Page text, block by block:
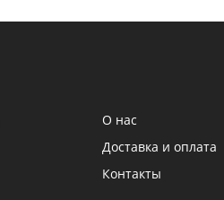
О нас
Доставка и оплата
Контакты